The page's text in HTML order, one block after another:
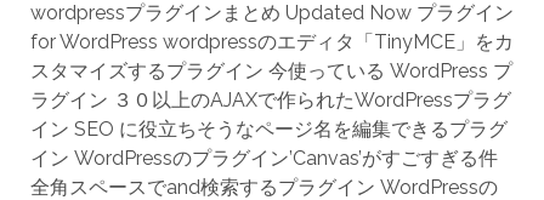
wordpressプラグインまとめ Updated Now プラグイン
for WordPress wordpressのエディタ「TinyMCE」をカ
スタマイズするプラグイン 今使っている WordPress プ
ラグイン ３０以上のAJAXで作られたWordPressプラグ
イン SEO に役立ちそうなページ名を編集できるプラグ
イン WordPressのプラグイン’Canvas’がすごすぎる件
全角スペースでand検索するプラグイン WordPressの